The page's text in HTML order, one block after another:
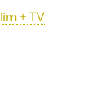
+ TV